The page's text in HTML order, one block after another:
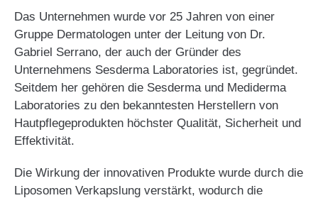
Das Unternehmen wurde vor 25 Jahren von einer
Gruppe Dermatologen unter der Leitung von Dr.
Gabriel Serrano, der auch der Gründer des
Unternehmens Sesderma Laboratories ist, gegründet.
Seitdem her gehören die Sesderma und Mediderma
Laboratories zu den bekanntesten Herstellern von
Hautpflegeprodukten höchster Qualität, Sicherheit und
Effektivität.
Die Wirkung der innovativen Produkte wurde durch die
Liposomen Verkapslung verstärkt, wodurch die